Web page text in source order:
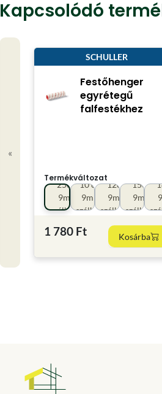
Kapcsolódó
«
SCHULLER
Festőhenger
egyrétegű
falfestékhez
Termékváltozat
10 cm
9mm
szálhoss
12cm
9mm
szálhossz
15cm
9mm
szálhossz
25cm
9mm
szálhossz
1 780 Ft Kosárba